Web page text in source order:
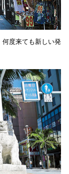
何度来ても新しい発